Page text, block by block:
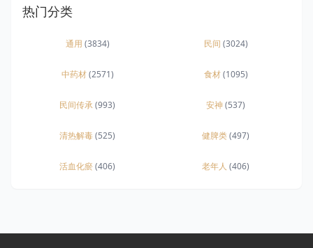
热门分类
通用 (3834) 民间 (3024)
中药材(2571) 食材(1095)
民间传承(993) 安神(537)
清热解毒(525) 健脾类(497)
活血化瘀(406) 老年人 (406)